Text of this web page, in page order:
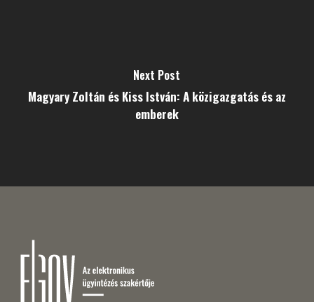
Next Post
Magyary Zoltán és Kiss István: A közigazgatás és az
emberek